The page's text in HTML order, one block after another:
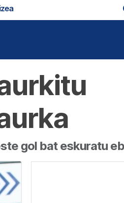
gol bat eskuratu